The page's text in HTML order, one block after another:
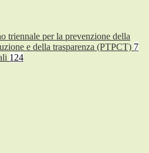
triennale per la prevenzione della
e della trasparenza (PTPCT) 7
124